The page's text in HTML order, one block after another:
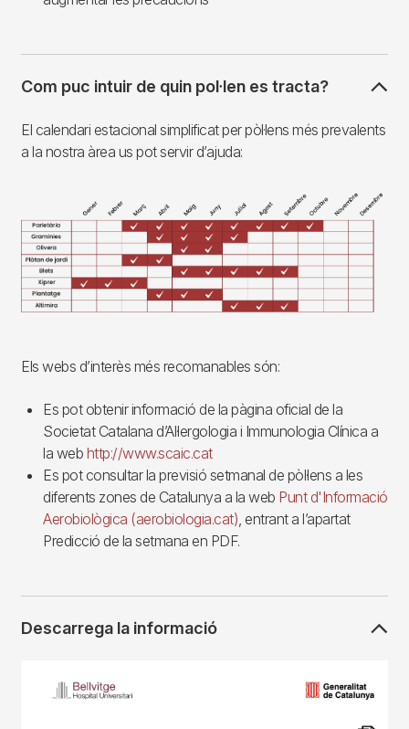
Com puc intuir de quin pol·len es tracta?
El calendari estacional simplificat per pòl·lens més prevalents
a la nostra àrea us pot servir d’ajuda:
Els webs d’interès més recomanables són:
Es pot obtenir informació de la pàgina oficial de la
Societat Catalana d’Al·lergologia i Immunologia Clínica a
la web http://www.scaic.cat
Es pot consultar la previsió setmanal de pòl·lens a les
diferents zones de Catalunya a la web Punt d'Informació
Aerobiològica (aerobiologia.cat), entrant a l’apartat
Predicció de la setmana en PDF.
Descarrega la informació